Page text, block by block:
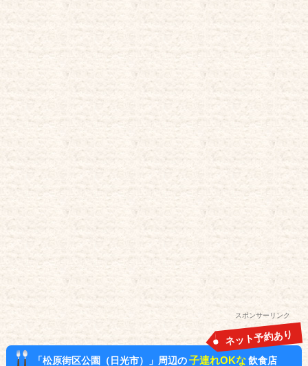
スポンサーリンク
「松原街区公園（日光市）」周辺の子連れOKな 飲食店
ネット予約あり